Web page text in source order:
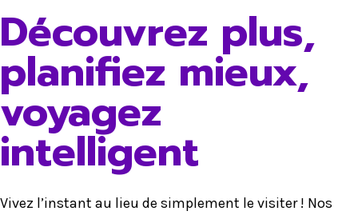
Découvrez plus,
planifiez mieux,
voyagez
intelligent
Vivez l’instant au lieu de simplement le visiter ! Nos